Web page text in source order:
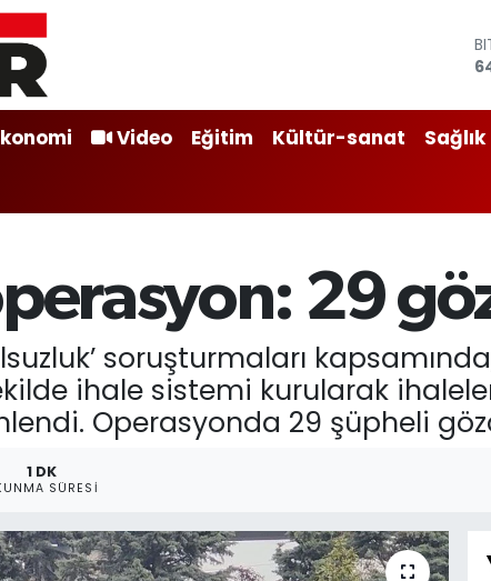
Video Eğitim Kültür-sanat Sağlık
29
soruşturmaları
ihale sistemi kurularak
Operasyonda 29 şüpheli
1 DK
SÜRESI